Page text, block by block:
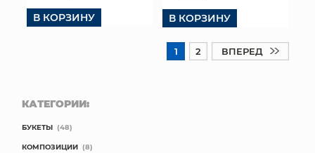
В КОРЗИНУ В КОРЗИНУ
1 2 ВПЕРЕД
КАТЕГОРИИ:
БУКЕТЫ (48)
КОМПОЗИЦИИ (8)